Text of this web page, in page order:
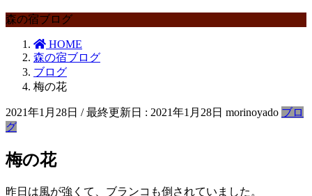
森の宿ブログ
HOME
森の宿ブログ
ブログ
梅の花
2021年1月28日 / 最終更新日 : 2021年1月28日 morinoyado ブロ
グ
梅の花
昨日は風が強くて、ブランコも倒されていました。